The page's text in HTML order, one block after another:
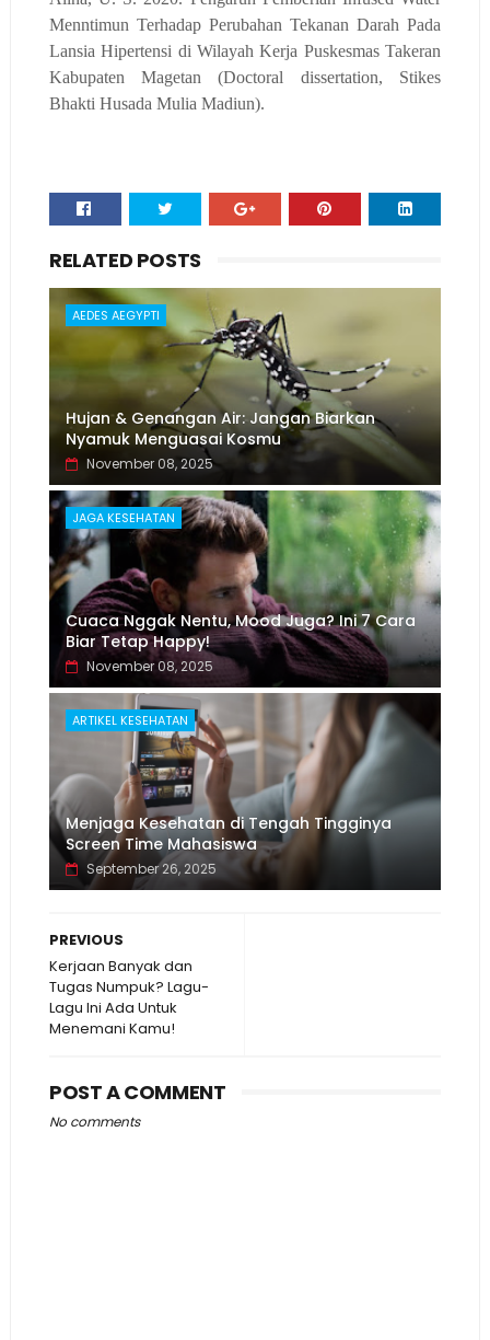
Menntimun Terhadap Perubahan Tekanan Darah Pada
Lansia Hipertensi di Wilayah Kerja Puskesmas Takeran
Kabupaten Magetan (Doctoral dissertation, Stikes
Bhakti Husada Mulia Madiun).
RELATED POSTS
AEDES AEGYPTI
Hujan & Genangan Air: Jangan Biarkan
Nyamuk Menguasai Kosmu
November 08, 2025
JAGA KESEHATAN
Cuaca Nggak Nentu, Mood Juga? Ini 7 Cara
Biar Tetap Happy!
November 08, 2025
ARTIKEL KESEHATAN
Menjaga Kesehatan di Tengah Tingginya
Screen Time Mahasiswa
September 26, 2025
PREVIOUS
Kerjaan Banyak dan
Tugas Numpuk? Lagu-
Lagu Ini Ada Untuk
Menemani Kamu!
POST A COMMENT
No comments